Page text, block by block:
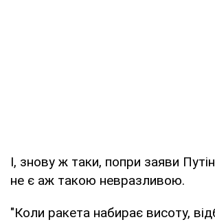
І, знову ж таки, попри заяви
не є аж такою невразливою.
"Коли ракета набирає висоту,